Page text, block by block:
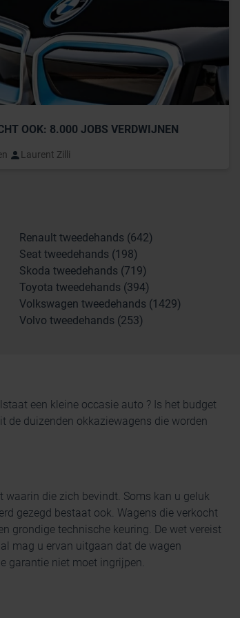
OOK: 8.000 JOBS VERDWIJNEN
Laurent Zilli
Renault tweedehands (642)
Seat tweedehands (198)
Skoda tweedehands (719)
Toyota tweedehands (394)
Volkswagen tweedehands (1429)
Volvo tweedehands (253)
een kleine occasie auto ? Is het budget
de duizenden okkaziewagens die worden
waarin die zich bevindt. Soms kan u geluk
gezegd bestaat ook. Wagens die verkocht
grondige technische keuring. De wet vereist
mag u ervan uitgaan dat de wagen
garantie niet moet ingrijpen.